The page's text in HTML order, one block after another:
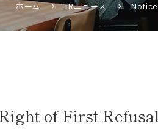
財務・業績情報
IRイベント
マテリアリティ
取組事例
ホーム IRニュース
of First